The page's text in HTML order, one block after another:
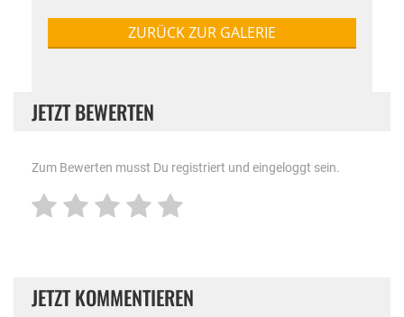
ZURÜCK ZUR GALERIE
JETZT BEWERTEN
Zum Bewerten musst Du registriert und eingeloggt sein.
JETZT KOMMENTIEREN